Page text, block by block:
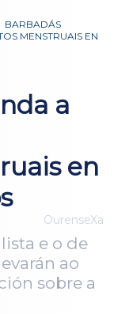
BARBADÁS
MENSTRUAIS EN
a
en
OurenseXa
e o de
ao
sobre a